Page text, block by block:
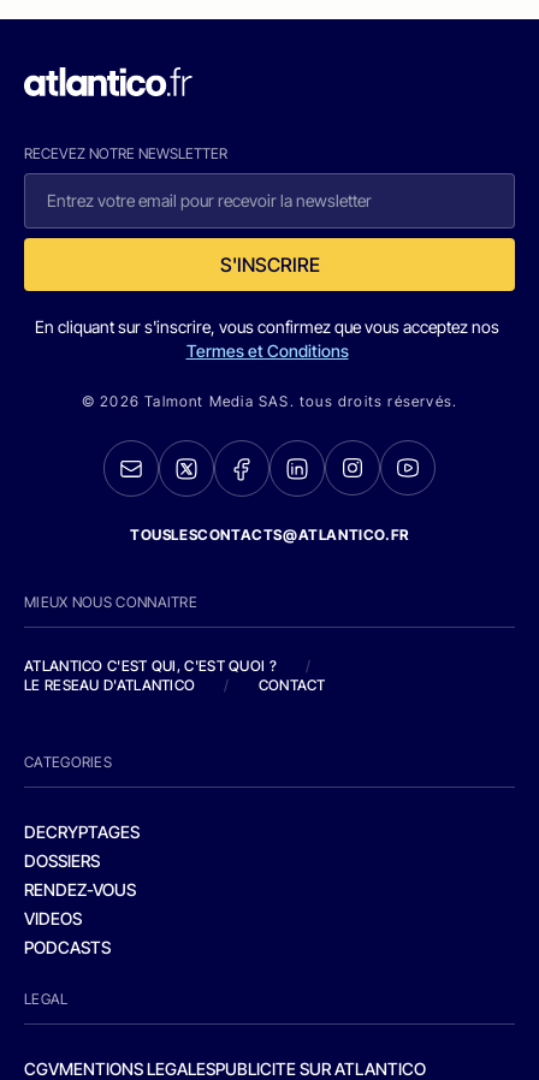
RECEVEZ NOTRE NEWSLETTER
S'INSCRIRE
En cliquant sur s'inscrire, vous confirmez que vous acceptez nos
Termes et Conditions
© 2026 Talmont Media SAS. tous droits réservés.
TOUSLESCONTACTS@ATLANTICO.FR
MIEUX NOUS CONNAITRE
ATLANTICO C'EST QUI, C'EST QUOI ?
/
LE RESEAU D'ATLANTICO
/ CONTACT
CATEGORIES
DECRYPTAGES
DOSSIERS
RENDEZ-VOUS
VIDEOS
PODCASTS
LEGAL
CGVMENTIONS LEGALESPUBLICITE SUR ATLANTICO